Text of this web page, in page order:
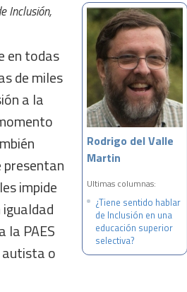
Rodrigo del Valle
Martin
Ultimas columnas:
¿Tiene sentido hablar
de Inclusión en una
educación superior
selectiva?
Inclusión,
en todas
de miles
a la
presentan
impide
la PAES
autista o